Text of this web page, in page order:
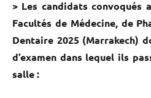
> Les candidats convoqués
Facultés de Médecine, de
Dentaire 2025 (Marrakech)
d’examen dans lequel ils
salle :